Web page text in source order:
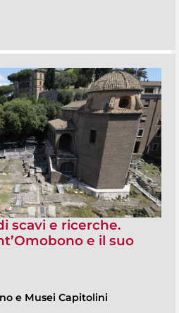
scavi e ricerche.
e il suo
e Musei Capitolini